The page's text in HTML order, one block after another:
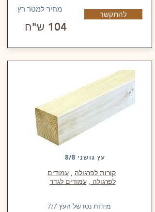
מחיר למטר רץ
104 ש"ח
להתקשר
עץ גושני 8/8
קורות לפרגולה , עמודים
לפרגולה ,עמודים לגדר
מידות נטו של העץ 7/7